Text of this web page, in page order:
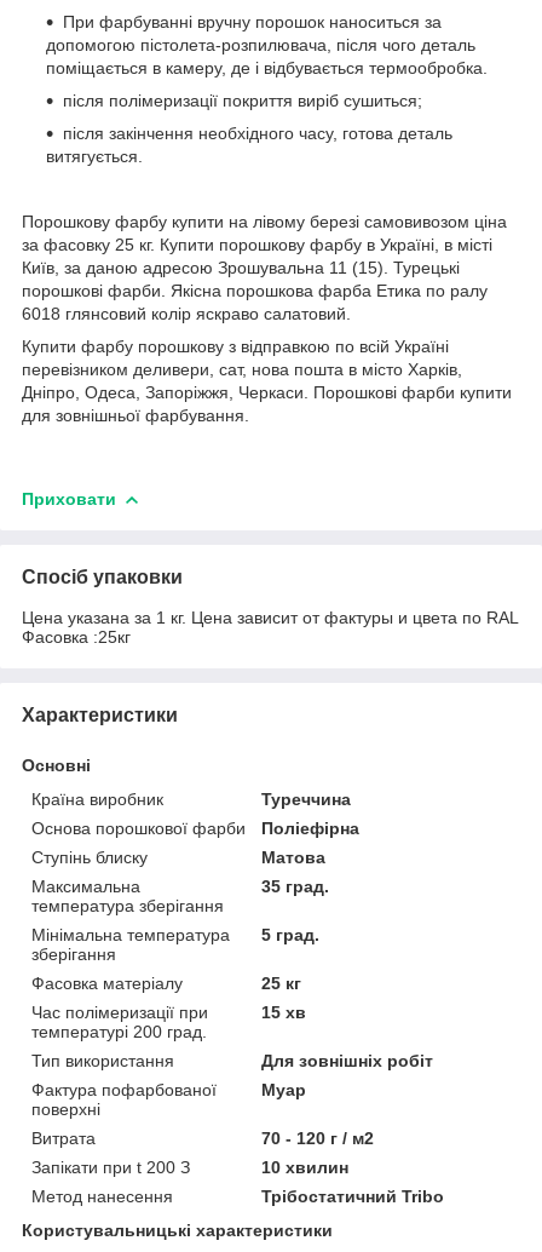
При фарбуванні вручну порошок наноситься за
допомогою пістолета-розпилювача, після чого деталь
поміщається в камеру, де і відбувається термообробка.
після полімеризації покриття виріб сушиться;
після закінчення необхідного часу, готова деталь
витягується.
Порошкову фарбу купити на лівому березі самовивозом ціна
за фасовку 25 кг. Купити порошкову фарбу в Україні, в місті
Київ, за даною адресою Зрошувальна 11 (15). Турецькі
порошкові фарби. Якісна порошкова фарба Етика по ралу
6018 глянсовий колір яскраво салатовий.
Купити фарбу порошкову з відправкою по всій Україні
перевізником деливери, сат, нова пошта в місто Харків,
Дніпро, Одеса, Запоріжжя, Черкаси. Порошкові фарби купити
для зовнішньої фарбування.
Приховати
Спосіб упаковки
Цена указана за 1 кг. Цена зависит от фактуры и цвета по RAL
Фасовка :25кг
Характеристики
Основні
Країна виробник
Туреччина
Основа порошкової фарби
Поліефірна
Ступінь блиску
Матова
Максимальна
температура зберігання
35 град.
Мінімальна температура
зберігання
5 град.
Фасовка матеріалу
25 кг
Час полімеризації при
температурі 200 град.
15 хв
Тип використання
Для зовнішніх робіт
Фактура пофарбованої
поверхні
Муар
Витрата
70 - 120 г / м2
Запікати при t 200 З
10 хвилин
Метод нанесення
Трібостатичний Tribo
Користувальницькі характеристики